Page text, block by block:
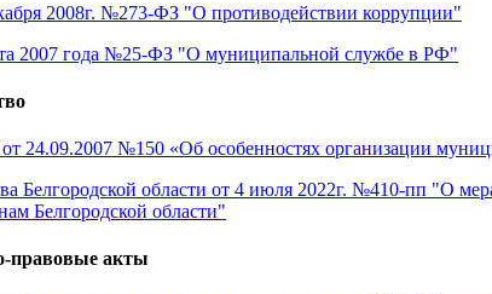
2008г. №273-ФЗ "О противодействии коррупции"
2007 года №25-ФЗ "О муниципальной службе в РФ"
от 24.09.2007 №150 «Об особенностях организации
Белгородской области от 4 июля 2022г. №410-пп "О
Белгородской области"
правовые акты